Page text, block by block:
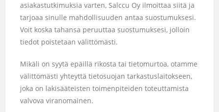
asiakastutkimuksia varten, Salccu Oy ilmoittaa siitä ja
tarjoaa sinulle mahdollisuuden antaa suostumuksesi.
Voit koska tahansa peruuttaa suostumuksesi, jolloin
tiedot poistetaan välittömästi.
Mikäli on syytä epäillä rikosta tai tietomurtoa, otamme
välittömästi yhteyttä tietosuojan tarkastuslaitokseen,
joka on lakisääteisten toimenpiteiden toteuttamista
valvova viranomainen.